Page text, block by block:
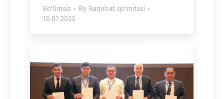
Bo'limsiz By Raqobat qo'mitasi
10.07.2023